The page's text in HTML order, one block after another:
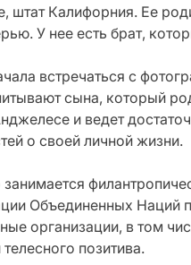
штат Калифорния. Ее
У нее есть брат,
встречаться с
сына, который
и ведет
о своей личной жизни.
Объединенных Наций
организации, в том
позитива.